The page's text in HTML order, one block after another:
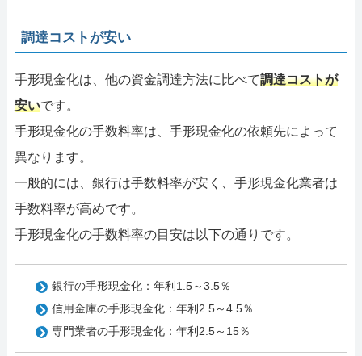
調達コストが安い
手形現金化は、他の資金調達方法に比べて調達コストが
安いです。
手形現金化の手数料率は、手形現金化の依頼先によって
異なります。
一般的には、銀行は手数料率が安く、手形現金化業者は
手数料率が高めです。
手形現金化の手数料率の目安は以下の通りです。
銀行の手形現金化：年利1.5～3.5％
信用金庫の手形現金化：年利2.5～4.5％
専門業者の手形現金化：年利2.5～15％